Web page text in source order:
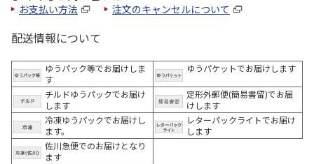
お支払い方法 注文のキャンセルについて
配送情報について
ゆうパック等でお届けしま
す
ゆうパケットでお届けします
チルドゆうパックでお届け
します
定形外郵便(簡易書留)でお届
けします
冷凍ゆうパックでお届けし
ます。
レターパックライトでお届け
します
佐川急便でのお届けとなり
ます